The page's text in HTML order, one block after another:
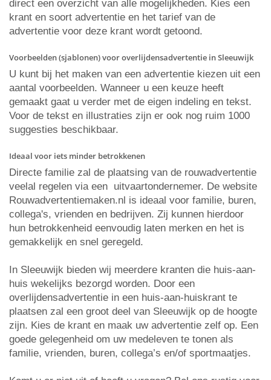
direct een overzicht van alle mogelijkheden. Kies een
krant en soort advertentie en het tarief van de
advertentie voor deze krant wordt getoond.
Voorbeelden (sjablonen) voor overlijdensadvertentie in Sleeuwijk
U kunt bij het maken van een advertentie kiezen uit een
aantal voorbeelden. Wanneer u een keuze heeft
gemaakt gaat u verder met de eigen indeling en tekst.
Voor de tekst en illustraties zijn er ook nog ruim 1000
suggesties beschikbaar.
Ideaal voor iets minder betrokkenen
Directe familie zal de plaatsing van de rouwadvertentie
veelal regelen via een uitvaartondernemer. De website
Rouwadvertentiemaken.nl is ideaal voor familie, buren,
collega's, vrienden en bedrijven. Zij kunnen hierdoor
hun betrokkenheid eenvoudig laten merken en het is
gemakkelijk en snel geregeld.
In Sleeuwijk bieden wij meerdere kranten die huis-aan-
huis wekelijks bezorgd worden. Door een
overlijdensadvertentie in een huis-aan-huiskrant te
plaatsen zal een groot deel van Sleeuwijk op de hoogte
zijn. Kies de krant en maak uw advertentie zelf op. Een
goede gelegenheid om uw medeleven te tonen als
familie, vrienden, buren, collega’s en/of sportmaatjes.